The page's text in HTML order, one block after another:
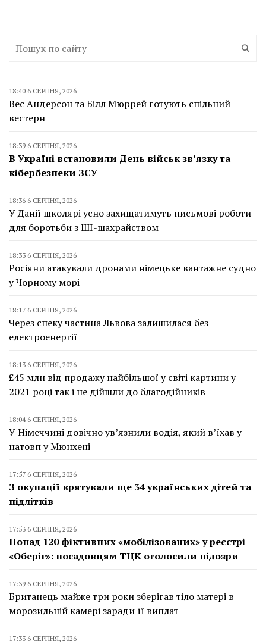
18:40 6 СЕРПНЯ, 2026
Вес Андерсон та Білл Мюррей готують спільний
вестерн
18:39 6 СЕРПНЯ, 2026
В Україні встановили День військ зв’язку та
кібербезпеки ЗСУ
18:36 6 СЕРПНЯ, 2026
У Данії школярі усно захищатимуть письмові роботи
для боротьби з ШІ-шахрайством
18:33 6 СЕРПНЯ, 2026
Росіяни атакували дронами німецьке вантажне судно
у Чорному морі
18:17 6 СЕРПНЯ, 2026
Через спеку частина Львова залишилася без
електроенергії
18:13 6 СЕРПНЯ, 2026
£45 млн від продажу найбільшої у світі картини у
2021 році так і не дійшли до благодійників
18:04 6 СЕРПНЯ, 2026
У Німеччині довічно ув’язнили водія, який в’їхав у
натовп у Мюнхені
17:57 6 СЕРПНЯ, 2026
З окупації врятували ще 34 українських дітей та
підлітків
17:53 6 СЕРПНЯ, 2026
Понад 120 фіктивних «мобілізованих» у реєстрі
«Оберіг»: посадовцям ТЦК оголосили підозри
17:39 6 СЕРПНЯ, 2026
Британець майже три роки зберігав тіло матері в
морозильній камері заради її виплат
17:33 6 СЕРПНЯ, 2026